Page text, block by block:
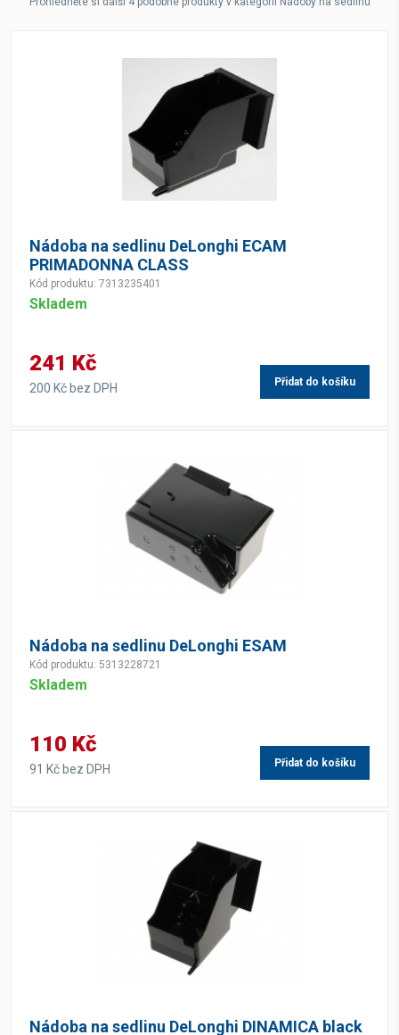
Nádoba na sedlinu DeLonghi ECAM
PRIMADONNA CLASS
Kód produktu: 7313235401
Skladem
241 Kč
200 Kč bez DPH Přidat do košíku
Nádoba na sedlinu DeLonghi ESAM
Kód produktu: 5313228721
Skladem
110 Kč
91 Kč bez DPH Přidat do košíku
Nádoba na sedlinu DeLonghi DINAMICA black